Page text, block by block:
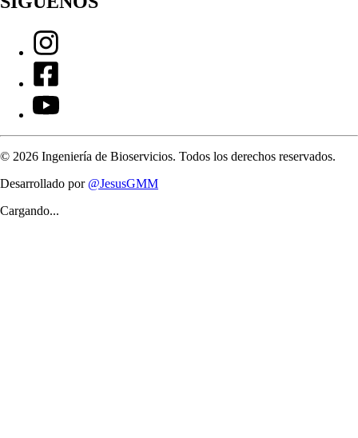
© 2026 Ingeniería de Bioservicios. Todos los derechos reservados.
Desarrollado por @JesusGMM
Cargando...